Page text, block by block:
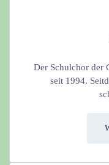
Der Schulchor der
seit 1994.